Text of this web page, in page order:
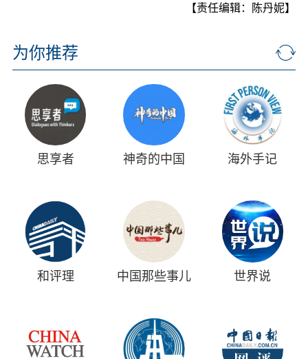
【责任编辑：陈丹妮】
为你推荐
思享者 神奇的中国 海外手记
和评理 中国那些事儿 世界说